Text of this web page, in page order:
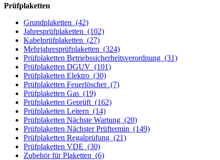
Prüfplaketten
Grundplaketten (42)
Jahresprüfplaketten (102)
Kabelprüfplaketten (27)
Mehrjahresprüfplaketten (324)
Prüfplaketten Betriebssicherheitsverordnung (31)
Prüfplaketten DGUV (101)
Prüfplaketten Elektro (30)
Prüfplaketten Feuerlöscher (7)
Prüfplaketten Gas (19)
Prüfplaketten Geprüft (162)
Prüfplaketten Leitern (14)
Prüfplaketten Nächste Wartung (20)
Prüfplaketten Nächster Prüftermin (149)
Prüfplaketten Regalprüfung (21)
Prüfplaketten VDE (30)
Zubehör für Plaketten (6)